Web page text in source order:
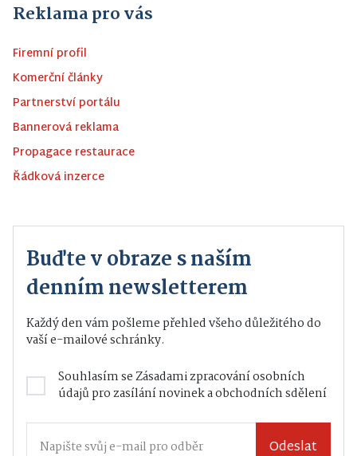
Reklama pro vás
Firemní profil
Komerční články
Partnerství portálu
Bannerová reklama
Propagace restaurace
Řádková inzerce
Buďte v obraze s naším
denním newsletterem
Každý den vám pošleme přehled všeho důležitého do
vaší e-mailové schránky.
Souhlasím seZásadami zpracování osobních
údajůpro zasílání novinek a obchodních sdělení
Odeslat